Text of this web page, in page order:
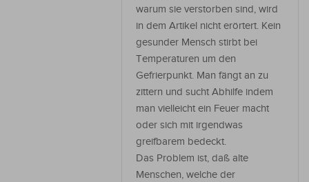
warum sie verstorben sind, wird
in dem Artikel nicht erörtert. Kein
gesunder Mensch stirbt bei
Temperaturen um den
Gefrierpunkt. Man fängt an zu
zittern und sucht Abhilfe indem
man vielleicht ein Feuer macht
oder sich mit irgendwas
greifbarem bedeckt.
Das Problem ist, daß alte
Menschen, welche der